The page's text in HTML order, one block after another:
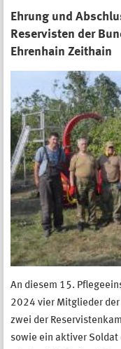
Ehrung und
Reservisten der
Ehrenhain Zeithain
An diesem 15.
2024 vier Mitglieder
zwei der
sowie ein aktiver